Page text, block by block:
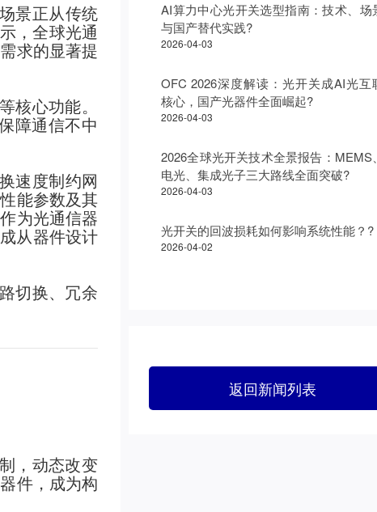
景正从传统
，全球光通
求的显著提
核心功能。
障通信不中
速度制约网
能参数及其
为光通信器
从器件设计
切换、冗余
，动态改变
件，成为构
AI算力中心光开关选型指南：技术、场
与国产替代实践?
2026-04-03
OFC 2026深度解读：光开关成AI光互
核心，国产光器件全面崛起?
2026-04-03
2026全球光开关技术全景报告：MEMS
电光、集成光子三大路线全面突破?
2026-04-03
光开关的回波损耗如何影响系统性能？?
2026-04-02
返回新闻列表